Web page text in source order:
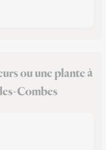
ou une plante à
Combes